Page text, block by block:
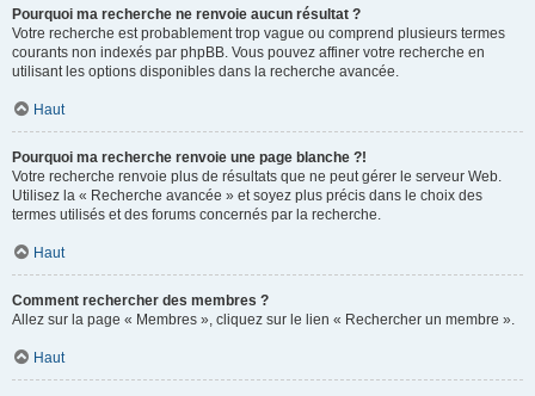
Pourquoi ma recherche ne renvoie aucun résultat ?
Votre recherche est probablement trop vague ou comprend plusieurs termes
courants non indexés par phpBB. Vous pouvez affiner votre recherche en
utilisant les options disponibles dans la recherche avancée.
Haut
Pourquoi ma recherche renvoie une page blanche ?!
Votre recherche renvoie plus de résultats que ne peut gérer le serveur Web.
Utilisez la « Recherche avancée » et soyez plus précis dans le choix des
termes utilisés et des forums concernés par la recherche.
Haut
Comment rechercher des membres ?
Allez sur la page « Membres », cliquez sur le lien « Rechercher un membre ».
Haut